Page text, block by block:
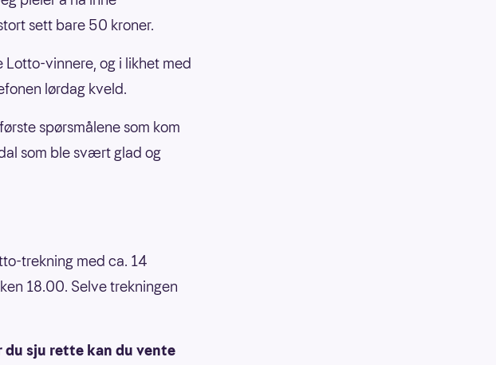
sett bare 50 kroner.
vinnere, og i likhet med
lørdag kveld.
spørsmålene som kom
som ble svært glad og
trekning med ca. 14
18.00. Selve trekningen
du sju rette kan du vente